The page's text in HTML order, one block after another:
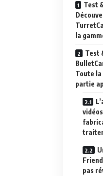
Test
la
Test
Toute la
partie
pas